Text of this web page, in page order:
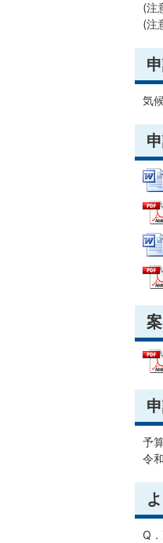
(注
(注
気
予
令
Q